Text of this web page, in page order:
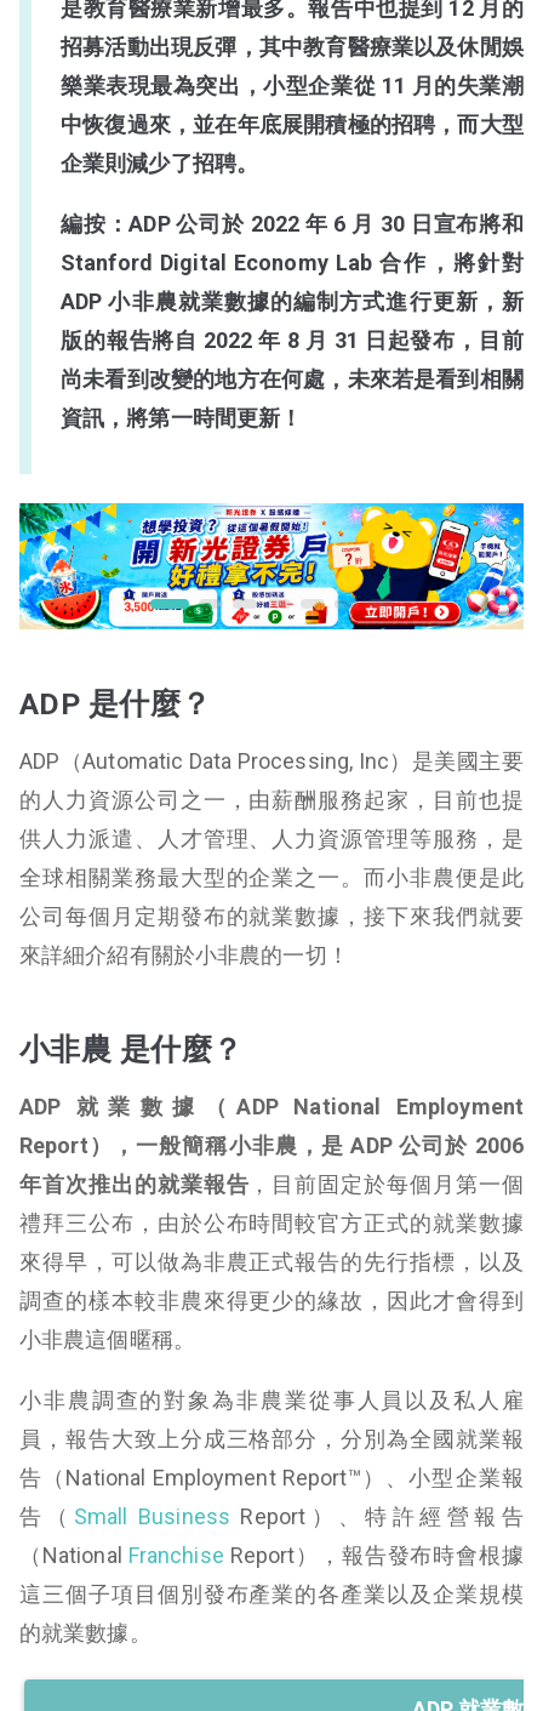
是教育醫療業新增最多。報告中也提到 12 月的
招募活動出現反彈，其中教育醫療業以及休閒娛
樂業表現最為突出，小型企業從 11 月的失業潮
中恢復過來，並在年底展開積極的招聘，而大型
企業則減少了招聘。
編按：ADP 公司於 2022 年 6 月 30 日宣布將和
Stanford Digital Economy Lab 合作，將針對
ADP 小非農就業數據的編制方式進行更新，新
版的報告將自 2022 年 8 月 31 日起發布，目前
尚未看到改變的地方在何處，未來若是看到相關
資訊，將第一時間更新！
ADP 是什麼？
ADP（Automatic Data Processing, Inc）是美國主要
的人力資源公司之一，由薪酬服務起家，目前也提
供人力派遣、人才管理、人力資源管理等服務，是
全球相關業務最大型的企業之一。而小非農便是此
公司每個月定期發布的就業數據，接下來我們就要
來詳細介紹有關於小非農的一切！
小非農 是什麼？
ADP 就業數據（ADP National Employment
Report），一般簡稱小非農，是 ADP 公司於 2006
年首次推出的就業報告 ，目前固定於每個月第一個
禮拜三公布，由於公布時間較官方正式的就業數據
來得早，可以做為非農正式報告的先行指標，以及
調查的樣本較非農來得更少的緣故，因此才會得到
小非農這個暱稱。
小非農調查的對象為非農業從事人員以及私人雇
員，報告大致上分成三格部分，分別為全國就業報
告（National Employment Report™）、小型企業報
告（ Small Business Report）、特許經營報告
（National Franchise Report），報告發布時會根據
這三個子項目個別發布產業的各產業以及企業規模
的就業數據。